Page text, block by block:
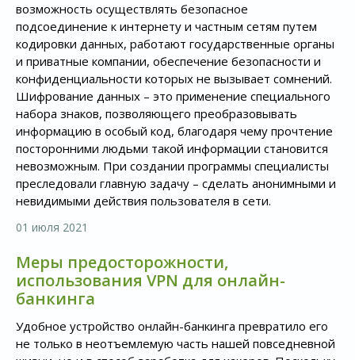
возможность осуществлять безопасное
подсоединение к интернету и частным сетям путем
кодировки данных, работают государственные органы
и приватные компании, обеспечение безопасности и
конфиденциальности которых не вызывает сомнений.
Шифрование данных – это применение специального
набора знаков, позволяющего преобразовывать
информацию в особый код, благодаря чему прочтение
посторонними людьми такой информации становится
невозможным. При создании программы специалисты
преследовали главную задачу – сделать анонимными и
невидимыми действия пользователя в сети.
01 июля 2021
Меры предосторожности,
использования VPN для онлайн-
банкинга
Удобное устройство онлайн-банкинга превратило его
не только в неотъемлемую часть нашей повседневной